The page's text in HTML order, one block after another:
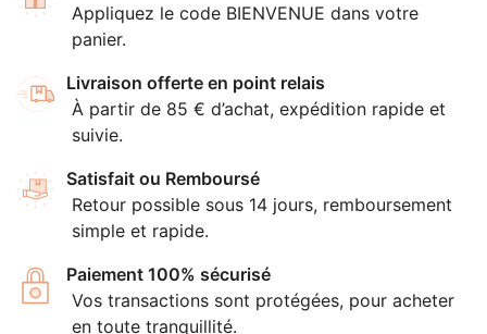
Appliquez le code BIENVENUE dans votre
panier.
Livraison offerte en point relais
À partir de 85 € d’achat, expédition rapide et
suivie.
Satisfait ou Remboursé
Retour possible sous 14 jours, remboursement
simple et rapide.
Paiement 100% sécurisé
Vos transactions sont protégées, pour acheter
en toute tranquillité.